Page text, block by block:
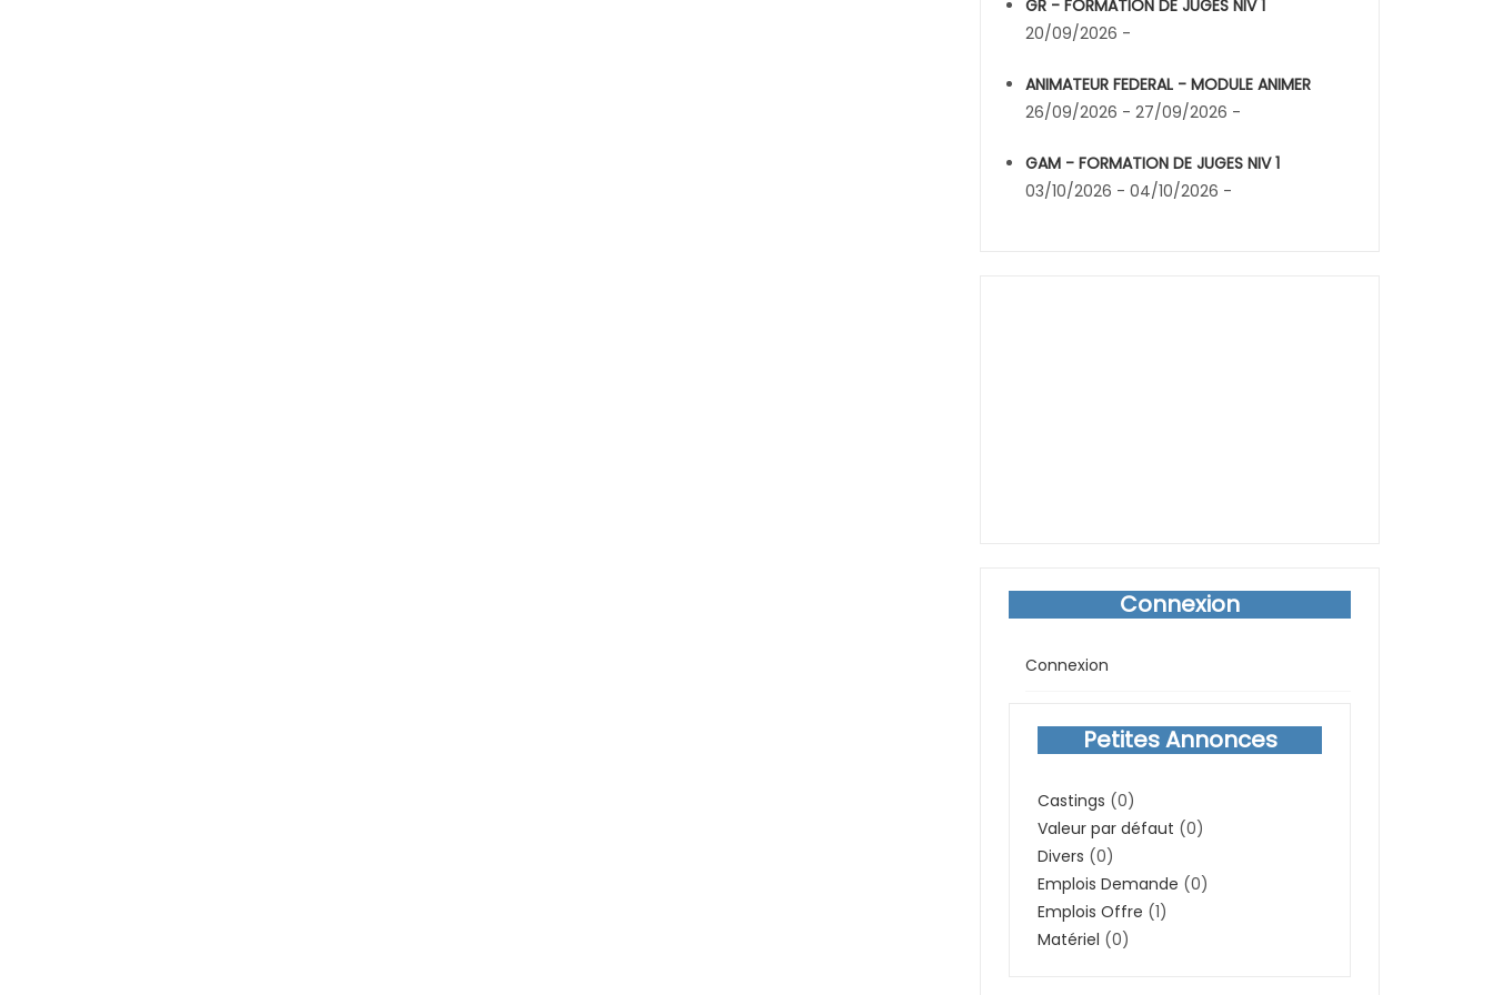
GR - FORMATION DE JUGES NIV 1
20/09/2026 -
ANIMATEUR FEDERAL - MODULE ANIMER
26/09/2026 - 27/09/2026 -
GAM - FORMATION DE JUGES NIV 1
03/10/2026 - 04/10/2026 -
Connexion
Connexion
Petites Annonces
Castings (0)
Valeur par défaut (0)
Divers (0)
Emplois Demande (0)
Emplois Offre (1)
Matériel (0)